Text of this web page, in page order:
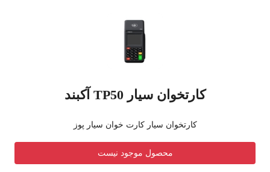
کارتخوان سیار TP50 آکبند
کارتخوان سیار کارت خوان سیار پوز
محصول موجود نیست